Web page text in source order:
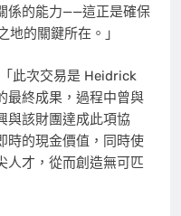
係的能力——這正是確保
的關鍵所在。」
此次交易是 Heidrick
最終成果，過程中曾與
與該財團達成此項協
時的現金價值，同時使
人才，從而創造無可匹